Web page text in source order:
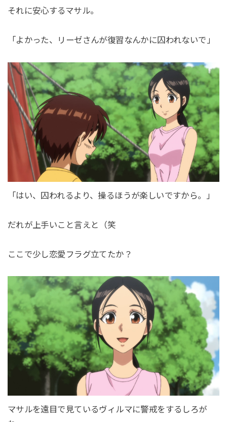
それに安心するマサル。
「よかった、リーゼさんが復習なんかに囚われないで」
「はい、囚われるより、操るほうが楽しいですから。」
だれが上手いこと言えと（笑
ここで少し恋愛フラグ立てたか？
マサルを遠目で見ているヴィルマに警戒をするしろが